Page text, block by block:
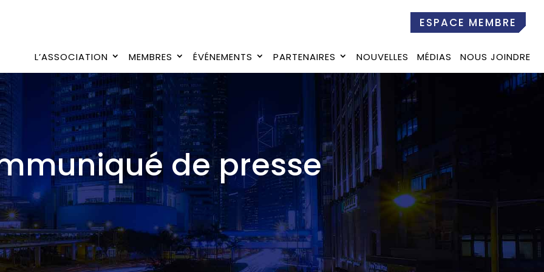
ESPACE MEMBRE
L’ASSOCIATION MEMBRES ÉVÉNEMENTS PARTENAIRES NOUVELLES MÉDIAS NOUS JOINDRE
de presse